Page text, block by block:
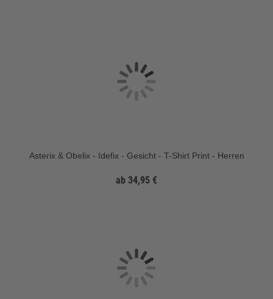
Asterix & Obelix - Idefix - Gesicht - T-Shirt Print - Herren
ab 34,95 €